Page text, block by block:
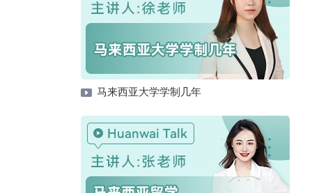
马来西亚大学学制几年